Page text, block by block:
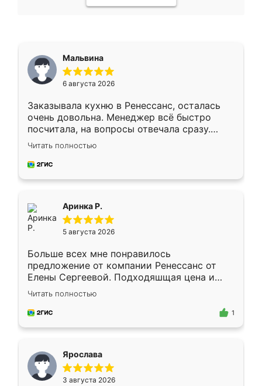
Мальвина
6 августа 2026
Заказывала кухню в Ренессанс, осталась
очень довольна. Менеджер всё быстро
посчитала, на вопросы отвечала сразу.
Замерщик приехал в субботу, подошёл к
делу со всей ответственностью. Собрали
за день, ребята работали аккуратно, даже
Читать полностью
Аринка Р.
5 августа 2026
Больше всех мне понравилось
предложение от компании Ренессанс от
Елены Сергеевой. Подходяшщая цена и
короткие сроки изготовления. Приехавший
для замера сотрудник Владислав
предложил по моему эскизу самый
Читать полностью
1
Ярослава
3 августа 2026